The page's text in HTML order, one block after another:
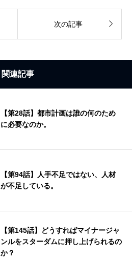
次の記事 
関連記事
【第28話】都市計画は誰の何のため
に必要なのか。
【第94話】人手不足ではない、人材
が不足している。
【第145話】どうすればマイナージャ
ンルをスターダムに押し上げられるの
か？